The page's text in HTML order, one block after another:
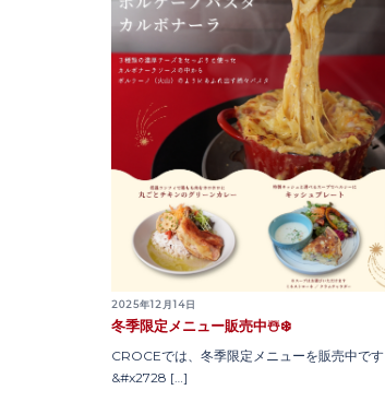
2025年12月14日
冬季限定メニュー販売中☃️❄️
CROCEでは、冬季限定メニューを販売中です
&#x2728 […]